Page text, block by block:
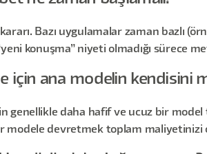
Bazı uygulamalar zaman bazlı
konuşma” niyeti olmadığı sürece
için ana modelin kendisini
genellikle daha hafif ve ucuz bir
modele devretmek toplam maliyetinizi